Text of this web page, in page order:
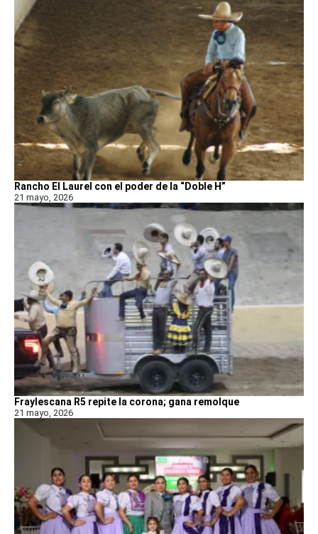
Rancho El Laurel con el poder de la “Doble H”
21 mayo, 2026
Fraylescana R5 repite la corona; gana remolque
21 mayo, 2026